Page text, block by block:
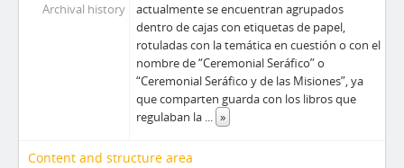
Archival history
actualmente se encuentran agrupados
dentro de cajas con etiquetas de papel,
rotuladas con la temática en cuestión o con el
nombre de “Ceremonial Seráfico” o
“Ceremonial Seráfico y de las Misiones”, ya
que comparten guarda con los libros que
regulaban la ... »
Content and structure area